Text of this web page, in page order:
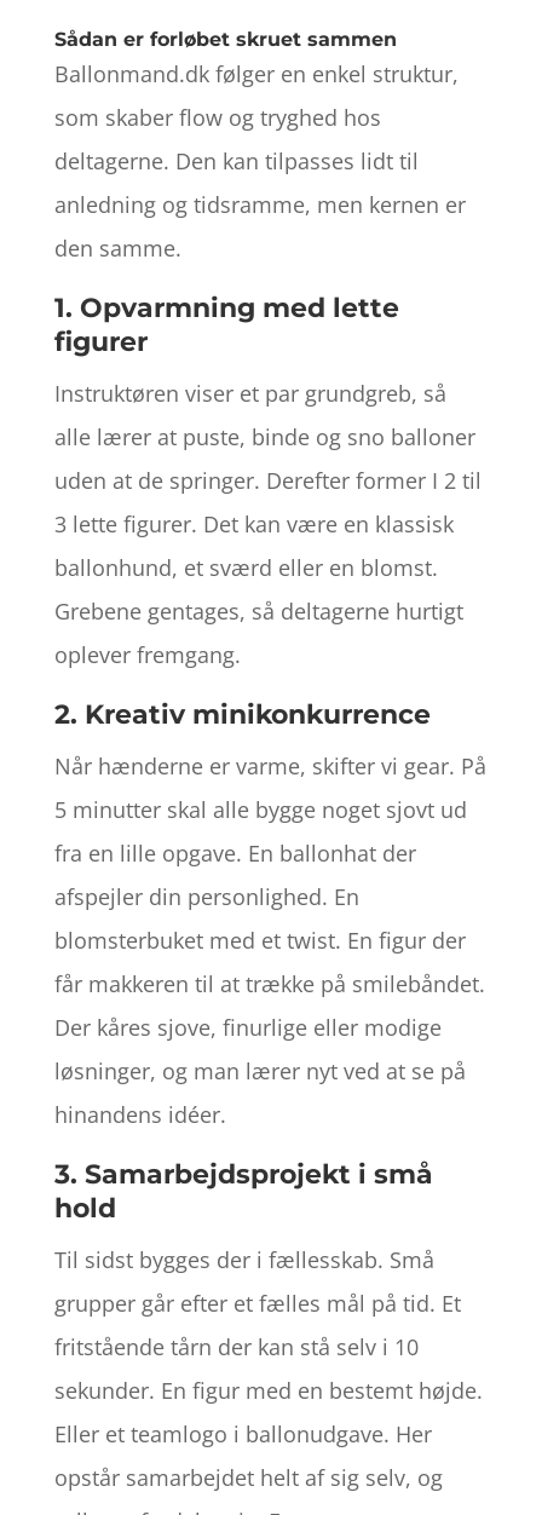
Sådan er forløbet skruet sammen
Ballonmand.dk følger en enkel struktur,
som skaber flow og tryghed hos
deltagerne. Den kan tilpasses lidt til
anledning og tidsramme, men kernen er
den samme.
1. Opvarmning med lette
figurer
Instruktøren viser et par grundgreb, så
alle lærer at puste, binde og sno balloner
uden at de springer. Derefter former I 2 til
3 lette figurer. Det kan være en klassisk
ballonhund, et sværd eller en blomst.
Grebene gentages, så deltagerne hurtigt
oplever fremgang.
2. Kreativ minikonkurrence
Når hænderne er varme, skifter vi gear. På
5 minutter skal alle bygge noget sjovt ud
fra en lille opgave. En ballonhat der
afspejler din personlighed. En
blomsterbuket med et twist. En figur der
får makkeren til at trække på smilebåndet.
Der kåres sjove, finurlige eller modige
løsninger, og man lærer nyt ved at se på
hinandens idéer.
3. Samarbejdsprojekt i små
hold
Til sidst bygges der i fællesskab. Små
grupper går efter et fælles mål på tid. Et
fritstående tårn der kan stå selv i 10
sekunder. En figur med en bestemt højde.
Eller et teamlogo i ballonudgave. Her
opstår samarbejdet helt af sig selv, og